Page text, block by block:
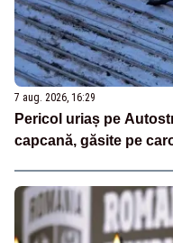
7 aug. 2026, 16:29
Pericol uriaș pe
capcană, găsite pe